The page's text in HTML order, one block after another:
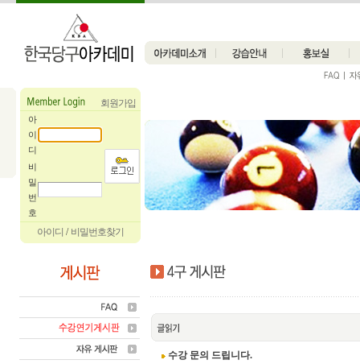
회원가입
아
이
디
비
밀
번
호
아이디 / 비밀번호찾기
수강 문의 드립니다.